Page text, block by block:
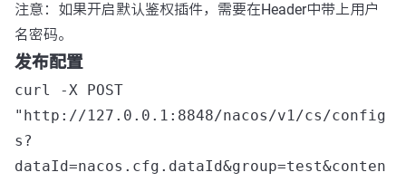
注意：如果开启默认鉴权插件，需要在Header中带上用户
名密码。
发布配置
curl -X POST
"http://127.0.0.1:8848/nacos/v1/cs/config
s?
dataId=nacos.cfg.dataId&group=test&conten